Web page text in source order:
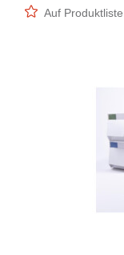
Auf Produktliste